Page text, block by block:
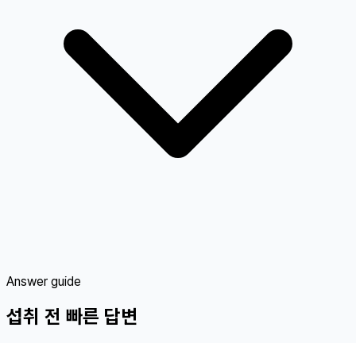
Answer guide
섭취 전 빠른 답변